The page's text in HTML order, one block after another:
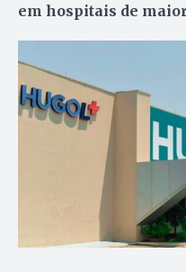
em hospitais de